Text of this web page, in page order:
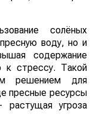
солёных
воду, но и
содержание
к стрессу. Такой
решением для
пресные ресурсы
растущая угроза